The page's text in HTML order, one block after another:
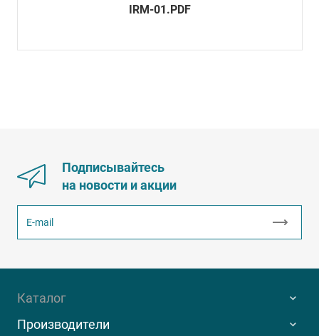
IRM-01.PDF
Подписывайтесь
на новости и акции
Каталог
Производители